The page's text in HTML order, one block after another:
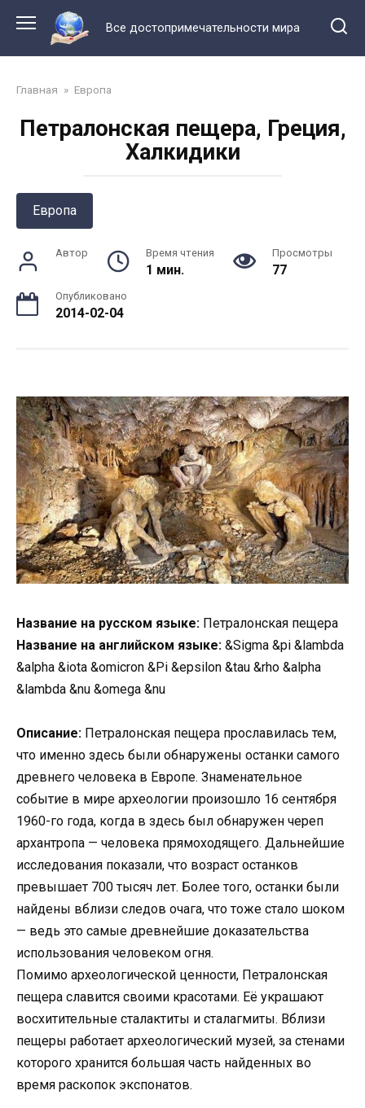
контенту
Все достопримечательности мира
Главная » Европа
Петралонская пещера, Греция,
Халкидики
Европа
Автор Время чтения
1 мин.
Просмотры
77
Опубликовано
2014-02-04
Название на русском языке: Петралонская пещера
Название на английском языке: &Sigma &pi &lambda
&alpha &iota &omicron &Pi &epsilon &tau &rho &alpha
&lambda &nu &omega &nu
Описание: Петралонская пещера прославилась тем,
что именно здесь были обнаружены останки самого
древнего человека в Европе. Знаменательное
событие в мире археологии произошло 16 сентября
1960-го года, когда в здесь был обнаружен череп
архантропа — человека прямоходящего. Дальнейшие
исследования показали, что возраст останков
превышает 700 тысяч лет. Более того, останки были
найдены вблизи следов очага, что тоже стало шоком
— ведь это самые древнейшие доказательства
использования человеком огня.
Помимо археологической ценности, Петралонская
пещера славится своими красотами. Её украшают
восхитительные сталактиты и сталагмиты. Вблизи
пещеры работает археологический музей, за стенами
которого хранится большая часть найденных во
время раскопок экспонатов.